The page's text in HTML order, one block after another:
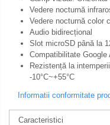
Vedere nocturnă
Vedere nocturnă color
Audio bidirecțional
Slot microSD până la
Compatibilitate
Rezistență la
-10°C~+55°C
Informatii conformitate
Caracteristici